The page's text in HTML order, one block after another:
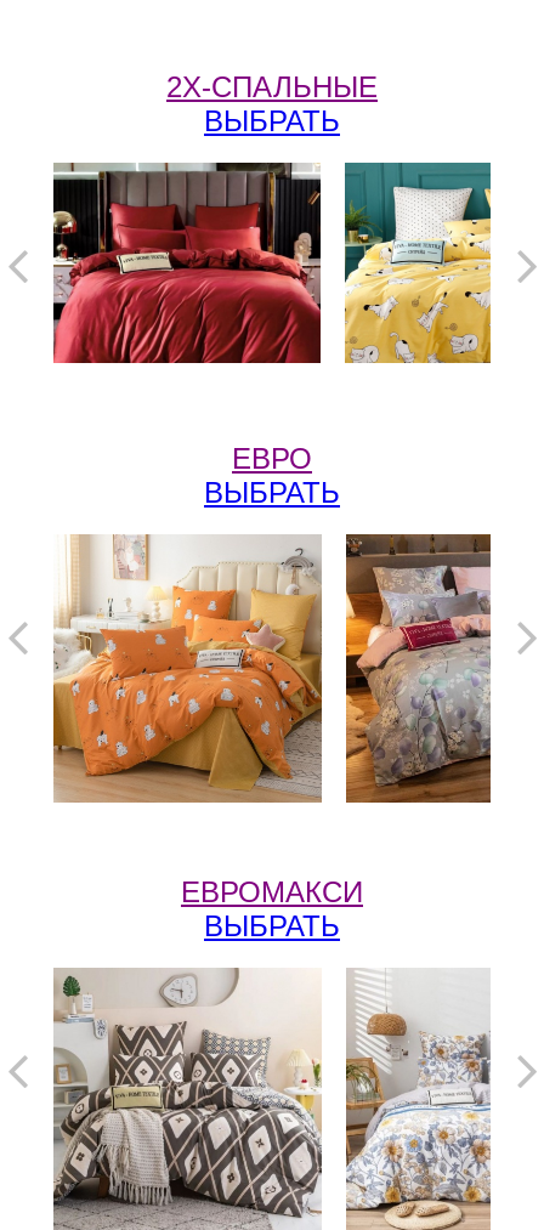
2Х-СПАЛЬНЫЕ
ВЫБРАТЬ
ЕВРО
ВЫБРАТЬ
ЕВРОМАКСИ
ВЫБРАТЬ